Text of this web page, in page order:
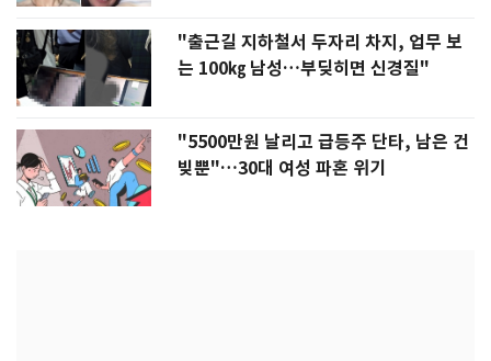
"출근길 지하철서 두자리 차지, 업무 보
는 100㎏ 남성…부딪히면 신경질"
"5500만원 날리고 급등주 단타, 남은 건
빚뿐"…30대 여성 파혼 위기